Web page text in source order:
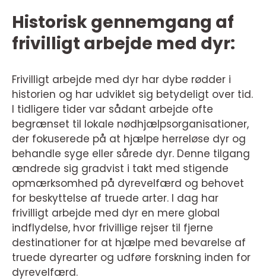
Historisk gennemgang af
frivilligt arbejde med dyr:
Frivilligt arbejde med dyr har dybe rødder i
historien og har udviklet sig betydeligt over tid.
I tidligere tider var sådant arbejde ofte
begrænset til lokale nødhjælpsorganisationer,
der fokuserede på at hjælpe herreløse dyr og
behandle syge eller sårede dyr. Denne tilgang
ændrede sig gradvist i takt med stigende
opmærksomhed på dyrevelfærd og behovet
for beskyttelse af truede arter. I dag har
frivilligt arbejde med dyr en mere global
indflydelse, hvor frivillige rejser til fjerne
destinationer for at hjælpe med bevarelse af
truede dyrearter og udføre forskning inden for
dyrevelfærd.